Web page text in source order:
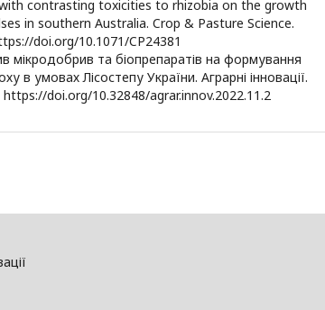
contrasting toxicities to rhizobia on the growth
in southern Australia. Crop & Pasture Science.
doi.org/10.1071/CP24381
мікродобрив та біопрепаратів на формування
в умовах Лісостепу України. Аграрні інновації.
https://doi.org/10.32848/agrar.innov.2022.11.2